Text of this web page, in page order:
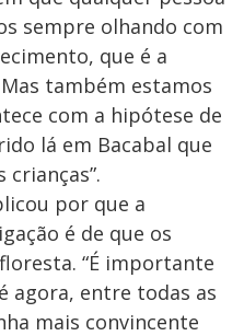
sempre olhando com
que é a
também estamos
com a hipótese de
lá em Bacabal que
por que a
é de que os
“É importante
agora, entre todas as
mais convincente